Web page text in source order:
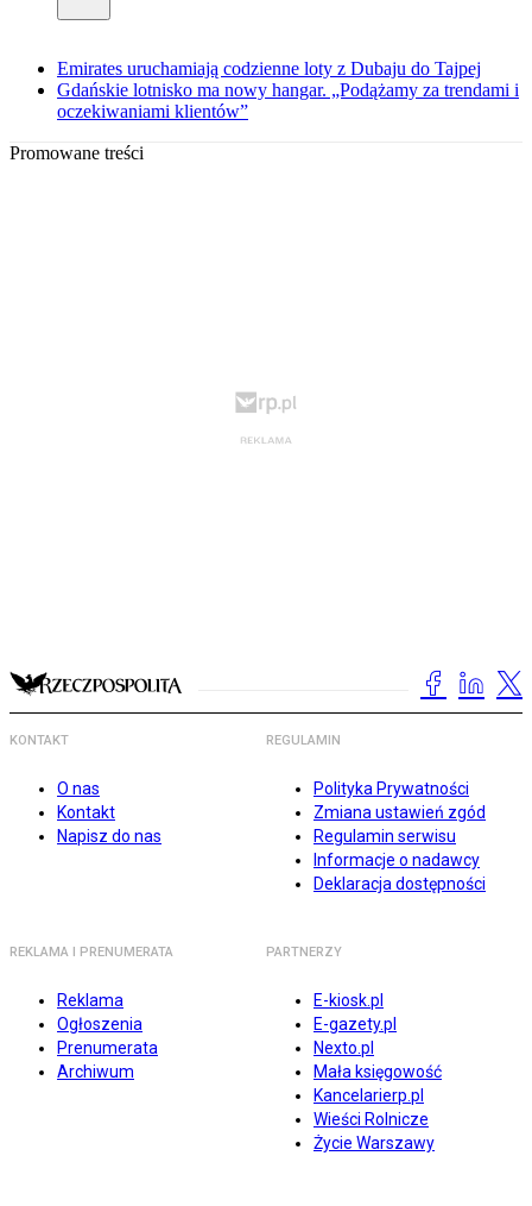
Emirates uruchamiają codzienne loty z Dubaju do Tajpej
Gdańskie lotnisko ma nowy hangar. „Podążamy za trendami i
oczekiwaniami klientów”
Promowane treści
KONTAKT
O nas
Kontakt
Napisz do nas
REGULAMIN
Polityka Prywatności
Zmiana ustawień zgód
Regulamin serwisu
Informacje o nadawcy
Deklaracja dostępności
REKLAMA I PRENUMERATA
Reklama
Ogłoszenia
Prenumerata
Archiwum
PARTNERZY
E-kiosk.pl
E-gazety.pl
Nexto.pl
Mała księgowość
Kancelarierp.pl
Wieści Rolnicze
Życie Warszawy